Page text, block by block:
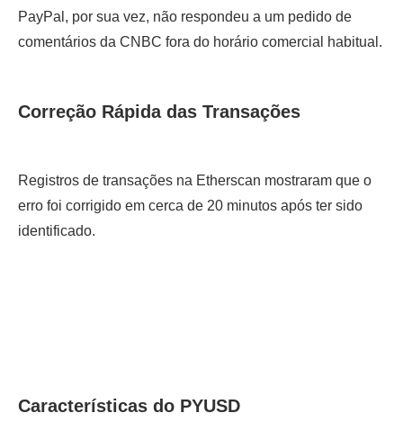
PayPal, por sua vez, não respondeu a um pedido de
comentários da CNBC fora do horário comercial habitual.
Correção Rápida das Transações
Registros de transações na Etherscan mostraram que o
erro foi corrigido em cerca de 20 minutos após ter sido
identificado.
Características do PYUSD